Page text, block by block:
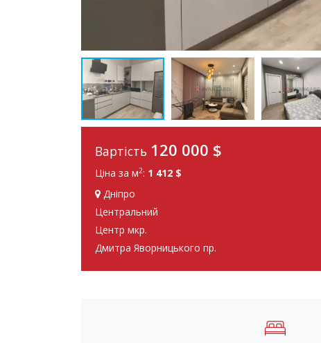
Вартість 120 000 $
Ціна за м2: 1 412 $
Дніпро
Центральний
Центр мкр.
Дмитра Яворницького пр.